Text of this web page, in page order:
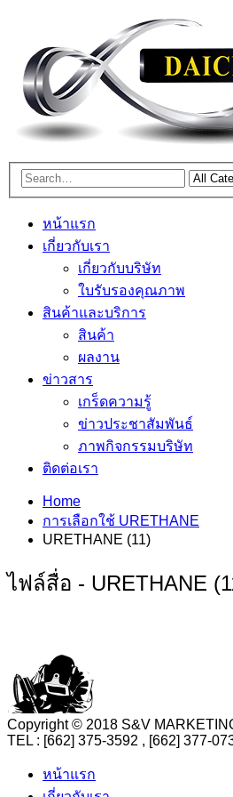
หน้าแรก
เกี่ยวกับเรา
เกี่ยวกับบริษัท
ใบรับรองคุณภาพ
สินค้าและบริการ
สินค้า
ผลงาน
ข่าวสาร
เกร็ดความรู้
ข่าวประชาสัมพันธ์
ภาพกิจกรรมบริษัท
ติดต่อเรา
Home
การเลือกใช้ URETHANE
URETHANE (11)
ไฟล์สื่อ - URETHANE
Copyright © 2018 S&V
TEL : [662] 375-3592 , [662] 377-
หน้าแรก